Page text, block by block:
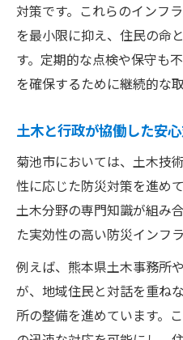
対策です。これらのインフ
を最小限に抑え、住民の命
す。定期的な点検や保守も
を確保するために継続的な
土木と行政が協働した安
菊池市においては、土木技
性に応じた防災対策を進め
土木分野の専門知識が組み
た実効性の高い防災インフ
例えば、熊本県土木事務所
が、地域住民と対話を重ね
所の整備を進めています。